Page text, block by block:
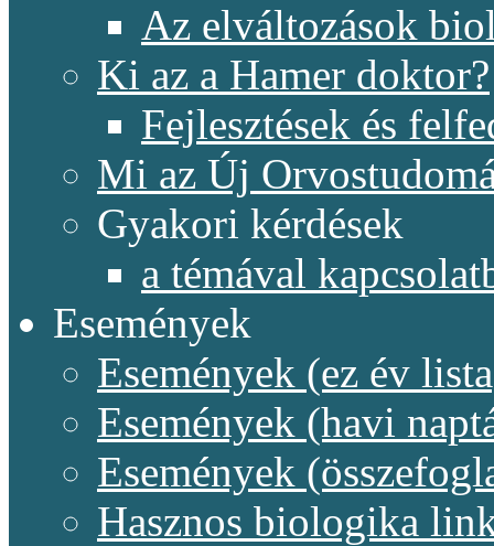
Az elváltozások
Ki az a Hamer doktor?
Fejlesztések és
Mi az Új
Gyakori kérdések
a témával
Események
Események (ez év
Események (havi
Események
Hasznos biologika